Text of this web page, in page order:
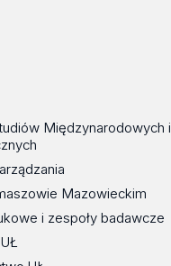
Międzynarodowych i
Mazowieckim
i zespoły badawcze